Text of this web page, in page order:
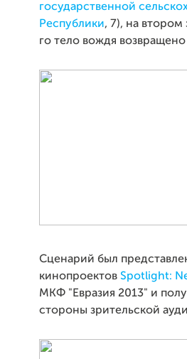
государственной
Республики, 7), на втором
го тело вождя
Сценарий был
кинопроектов Spotlight:
МКФ "Евразия 2013" и
стороны зрительской